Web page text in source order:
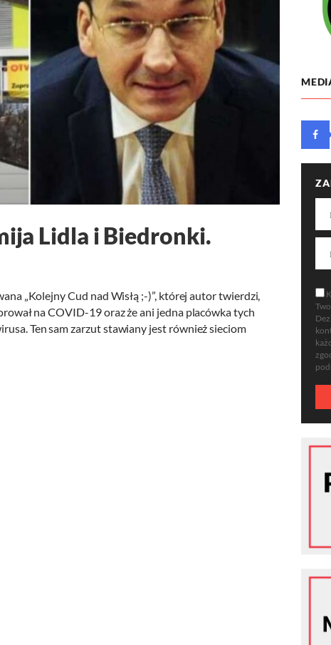
Lidla i Biedronki.
„Kolejny Cud nad Wisłą ;-)”, której autor twierdzi,
na COVID-19 oraz że ani jedna placówka tych
Ten sam zarzut stawiany jest również sieciom